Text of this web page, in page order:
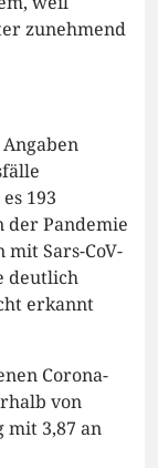
zunehmend
193
der Pandemie
Sars-CoV-
deutlich
erkannt
Corona-
von
mit 3,87 an